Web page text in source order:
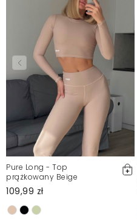
Pure Long - Top
prążkowany Beige
109,99 zł